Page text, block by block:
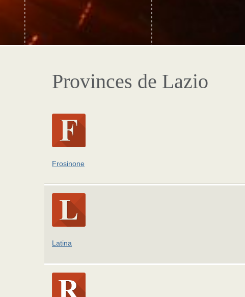
Provinces de Lazio
Frosinone
Latina